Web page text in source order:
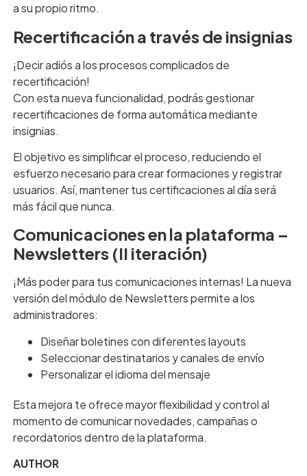
a su propio ritmo.
Recertificación a través de insignias
¡Decir adiós a los procesos complicados de
recertificación!
Con esta nueva funcionalidad, podrás gestionar
recertificaciones de forma automática mediante
insignias.
El objetivo es simplificar el proceso, reduciendo el
esfuerzo necesario para crear formaciones y registrar
usuarios. Así, mantener tus certificaciones al día será
más fácil que nunca.
Comunicaciones en la plataforma –
Newsletters (II iteración)
¡Más poder para tus comunicaciones internas! La nueva
versión del módulo de Newsletters permite a los
administradores:
Diseñar boletines con diferentes layouts
Seleccionar destinatarios y canales de envío
Personalizar el idioma del mensaje
Esta mejora te ofrece mayor flexibilidad y control al
momento de comunicar novedades, campañas o
recordatorios dentro de la plataforma.
AUTHOR